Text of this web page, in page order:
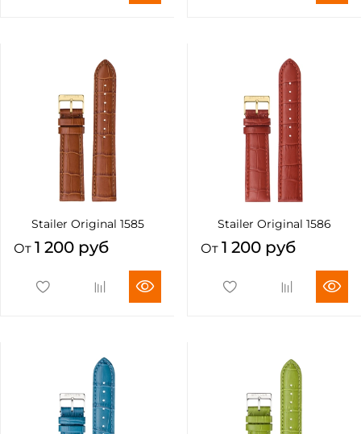
Stailer Original 1585
От 1 200 руб
Stailer Original 1586
От 1 200 руб